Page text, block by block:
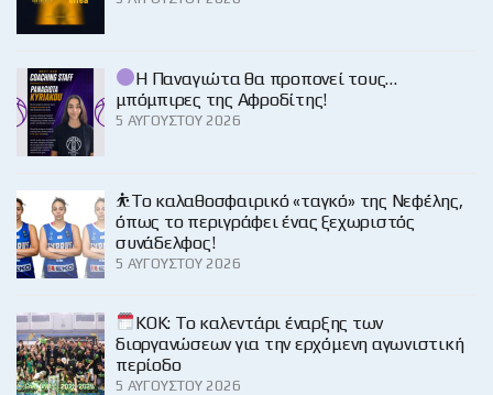
Η Παναγιώτα θα προπονεί τους…
μπόμπιρες της Αφροδίτης!
5 ΑΥΓΟΎΣΤΟΥ 2026
⛹️‍Το καλαθοσφαιρικό «ταγκό» της Νεφέλης,
όπως το περιγράφει ένας ξεχωριστός
συνάδελφος!
5 ΑΥΓΟΎΣΤΟΥ 2026
KOK: Το καλεντάρι έναρξης των
διοργανώσεων για την ερχόμενη αγωνιστική
περίοδο
5 ΑΥΓΟΎΣΤΟΥ 2026